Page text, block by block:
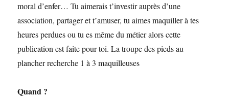
moral d’enfer… Tu aimerais t’investir auprès d’une
association, partager et t’amuser, tu aimes maquiller à tes
heures perdues ou tu es même du métier alors cette
publication est faite pour toi. La troupe des pieds au
plancher recherche 1 à 3 maquilleuses
Quand ?